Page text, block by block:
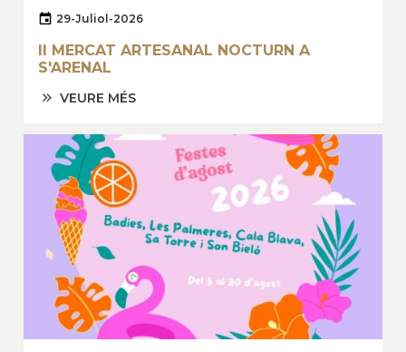
29-Juliol-2026
II MERCAT ARTESANAL NOCTURN A
S'ARENAL
VEURE MÉS